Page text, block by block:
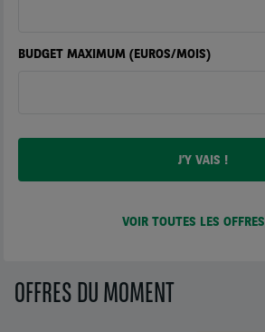
BUDGET MAXIMUM (EUROS/MOIS)
VOIR TOUTES LES OFFRES
OFFRES DU MOMENT